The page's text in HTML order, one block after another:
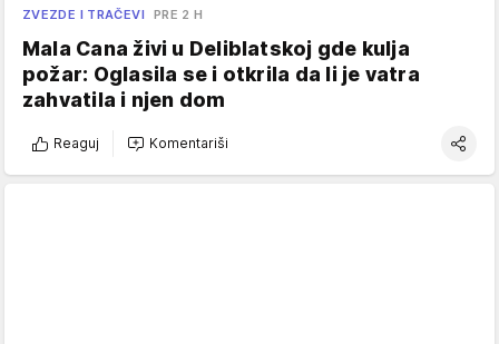
ZVEZDE I TRAČEVI PRE 2 H
Mala Cana živi u Deliblatskoj gde kulja
požar: Oglasila se i otkrila da li je vatra
zahvatila i njen dom
Reaguj Komentariši